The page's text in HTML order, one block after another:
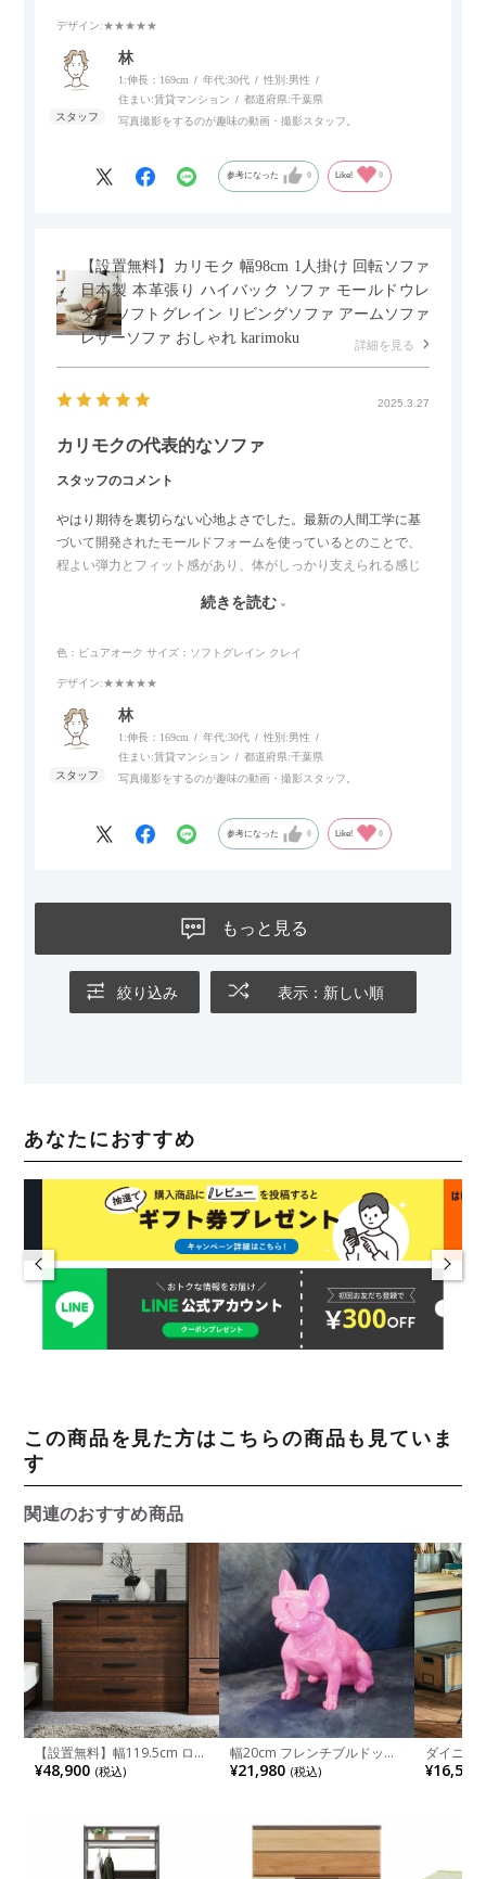
個人的にはコードレス＆充電式なので、コンセントの場所を気
にせず、好きな場所に置けるのが画期的に感じました。
デザイン:★★★★★
林
1:伸長：169cm 年代:30代 性別:男性
住まい:賃貸マンション 都道府県:千葉県
写真撮影をするのが趣味の動画・撮影スタッフ。
参考になった 0 Like! 0
【設置無料】カリモク 幅98cm 1人掛け 回転ソファ
日本製 本革張り ハイバック ソファ モールドウレ
タン ソフトグレイン リビングソファ アームソファ
レザーソファ おしゃれ karimoku
詳細を見る
2025.3.27
カリモクの代表的なソファ
スタッフのコメント
やはり期待を裏切らない心地よさでした。最新の人間工学に基
づいて開発されたモールドフォームを使っているとのことで、
程よい弾力とフィット感があり、体がしっかり支えられる感じ
リラックスタイムによさそうでした。回転タイプなので、個人
す。
続きを読む
色：ピュアオーク サイズ：ソフトグレイン クレイ
デザイン:★★★★★
林
1:伸長：169cm 年代:30代 性別:男性
住まい:賃貸マンション 都道府県:千葉県
写真撮影をするのが趣味の動画・撮影スタッフ。
参考になった 0 Like! 0
もっと見る
絞り込み 表示：新しい順
あなたにおすすめ
この商品を見た方はこちらの商品も見ていま
す
関連のおすすめ商品
【設置無料】幅119.5cm ロー
チェスト 木目調 引き出し 収
納 チェスト 整理タンス 洋服
¥48,900 (税込)
幅20cm フレンチブルドッグ
オブジェ マットカラー イン
テリア小物 インテリア雑貨
¥21,980 (税込)
ダイニン
プ エッグ
タッキン
¥16,500